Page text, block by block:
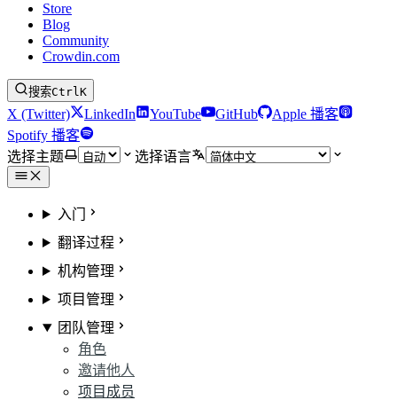
Store
Blog
Community
Crowdin.com
搜索CtrlK
X (Twitter) LinkedIn YouTube GitHub
Apple 播客
Spotify 播客
选择主题
选择语言
入门
翻译过程
机构管理
项目管理
团队管理
角色
邀请他人
项目成员